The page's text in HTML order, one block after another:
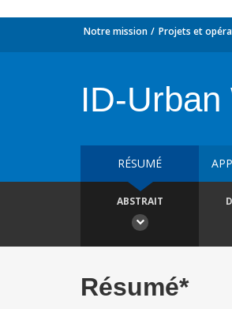
Notre mission Projets et
ID-Urban
RÉSUMÉ
ABSTRAIT
Résumé*